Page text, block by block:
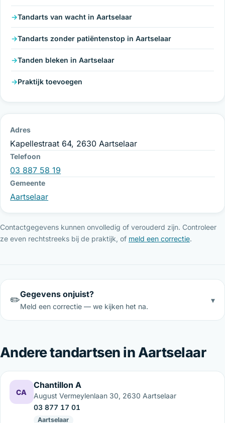
Tandarts van wacht in Aartselaar
Tandarts zonder patiëntenstop in Aartselaar
Tanden bleken in Aartselaar
Praktijk toevoegen
Adres
Kapellestraat 64, 2630 Aartselaar
Telefoon
03 887 58 19
Gemeente
Aartselaar
Contactgegevens kunnen onvolledig of verouderd zijn. Controleer
ze even rechtstreeks bij de praktijk, of meld een correctie.
✏️Gegevens onjuist?
Meld een correctie — we kijken het na.
▾
Andere tandartsen in Aartselaar
CA
Chantillon A
August Vermeylenlaan 30, 2630 Aartselaar
03 877 17 01
Aartselaar